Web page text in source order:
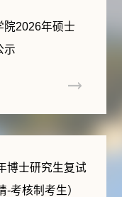
院2026年硕士
示
博士研究生复试
-考核制考生）